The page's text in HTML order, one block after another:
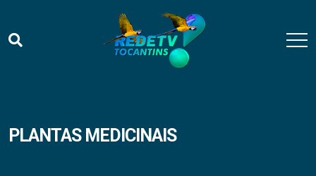
PLANTAS MEDICINAIS